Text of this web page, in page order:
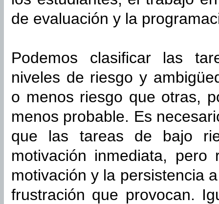
de evaluación y la
Podemos clasificar las
niveles de riesgo y
o menos riesgo que otras,
menos probable. Es
que las tareas de bajo
motivación inmediata,
motivación y la persistencia
frustración que provocan.